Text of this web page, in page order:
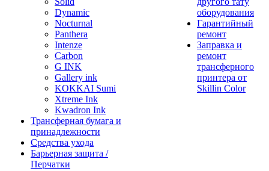
Dynamic
Nocturnal
Panthera
Intenze
Carbon
G INK
Gallery ink
KOKKAI Sumi
Xtreme Ink
Kwadron Ink
Трансферная бумага и
принадлежности
Средства ухода
Барьерная защита /
Перчатки
оборудования
Гарантийный
ремонт
Заправка и
ремонт
трансферного
принтера от
Skillin Color